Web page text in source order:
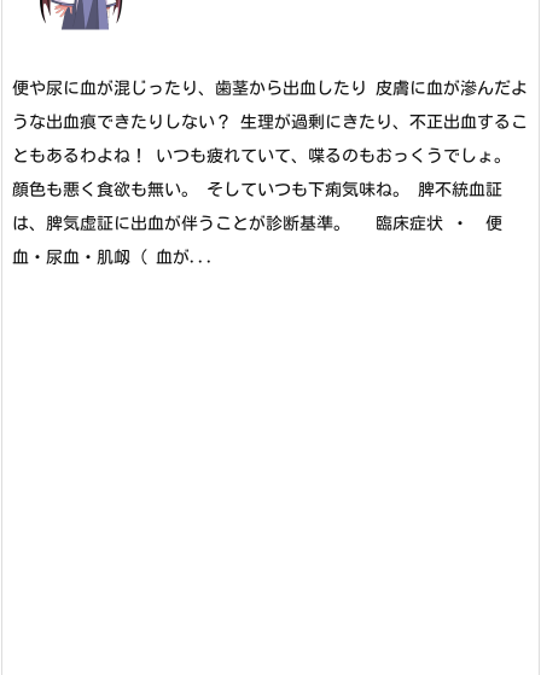
便や尿に血が混じったり、歯茎から出血したり 皮膚に血が滲んだよ
うな出血痕できたりしない？ 生理が過剰にきたり、不正出血するこ
ともあるわよね！ いつも疲れていて、喋るのもおっくうでしょ。
顔色も悪く食欲も無い。 そしていつも下痢気味ね。 脾不統血証
は、脾気虚証に出血が伴うことが診断基準。 臨床症状 ・ 便
血・尿血・肌衂 ( 血が...